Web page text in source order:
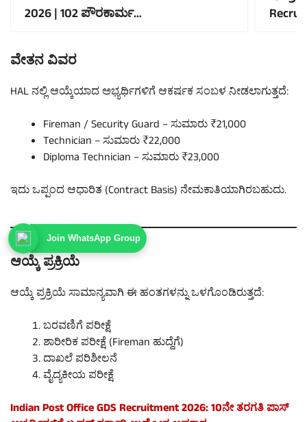
2026 | 102 ಪೌರಕಾರ್ಮ…
ವೇತನ ವಿವರ
HAL ನಲ್ಲಿ ಆಯ್ಕೆಯಾದ ಅಭ್ಯರ್ಥಿಗಳಿಗೆ ಆಕರ್ಷಕ ಸಂಬಳ ನೀಡಲಾಗುತ್ತದೆ:
Fireman / Security Guard – ಸುಮಾರು ₹21,000
Technician – ಸುಮಾರು ₹22,000
Diploma Technician – ಸುಮಾರು ₹23,000
ಇದು ಒಪ್ಪಂದ ಆಧಾರಿತ (Contract Basis) ನೇಮಕಾತಿಯಾಗಿರಬಹುದು.
ಆಯ್ಕೆ ಪ್ರಕ್ರಿಯೆ
ಆಯ್ಕೆ ಪ್ರಕ್ರಿಯೆ ಸಾಮಾನ್ಯವಾಗಿ ಈ ಹಂತಗಳನ್ನು ಒಳಗೊಂಡಿರುತ್ತದೆ:
ಬರವಣಿಗೆ ಪರೀಕ್ಷೆ
ಶಾರೀರಿಕ ಪರೀಕ್ಷೆ (Fireman ಹುದ್ದೆಗೆ)
ದಾಖಲೆ ಪರಿಶೀಲನೆ
ವೈದ್ಯಕೀಯ ಪರೀಕ್ಷೆ
Indian Post Office GDS Recruitment 2026: 10ನೇ ತರಗತಿ ಪಾಸ್
Join WhatsApp Group